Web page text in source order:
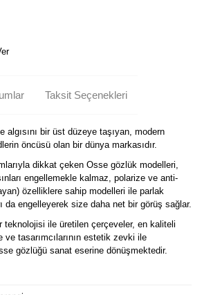
Taksit Seçenekleri
algısını bir üst düzeye taşıyan, modern
öncüsü olan bir dünya markasıdır.
dikkat çeken Osse gözlük modelleri,
engellemekle kalmaz, polarize ve anti-
özelliklere sahip modelleri ile parlak
da engelleyerek size daha net bir görüş sağlar.
teknolojisi ile üretilen çerçeveler, en kaliteli
tasarımcılarının estetik zevki ile
gözlüğü sanat eserine dönüşmektedir.